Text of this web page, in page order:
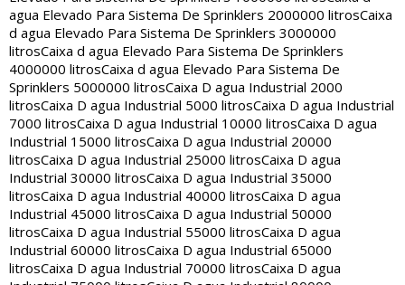
agua Elevado Para Sistema De Sprinklers 2000000 litrosCaixa
d agua Elevado Para Sistema De Sprinklers 3000000
litrosCaixa d agua Elevado Para Sistema De Sprinklers
4000000 litrosCaixa d agua Elevado Para Sistema De
Sprinklers 5000000 litrosCaixa D agua Industrial 2000
litrosCaixa D agua Industrial 5000 litrosCaixa D agua Industrial
7000 litrosCaixa D agua Industrial 10000 litrosCaixa D agua
Industrial 15000 litrosCaixa D agua Industrial 20000
litrosCaixa D agua Industrial 25000 litrosCaixa D agua
Industrial 30000 litrosCaixa D agua Industrial 35000
litrosCaixa D agua Industrial 40000 litrosCaixa D agua
Industrial 45000 litrosCaixa D agua Industrial 50000
litrosCaixa D agua Industrial 55000 litrosCaixa D agua
Industrial 60000 litrosCaixa D agua Industrial 65000
litrosCaixa D agua Industrial 70000 litrosCaixa D agua